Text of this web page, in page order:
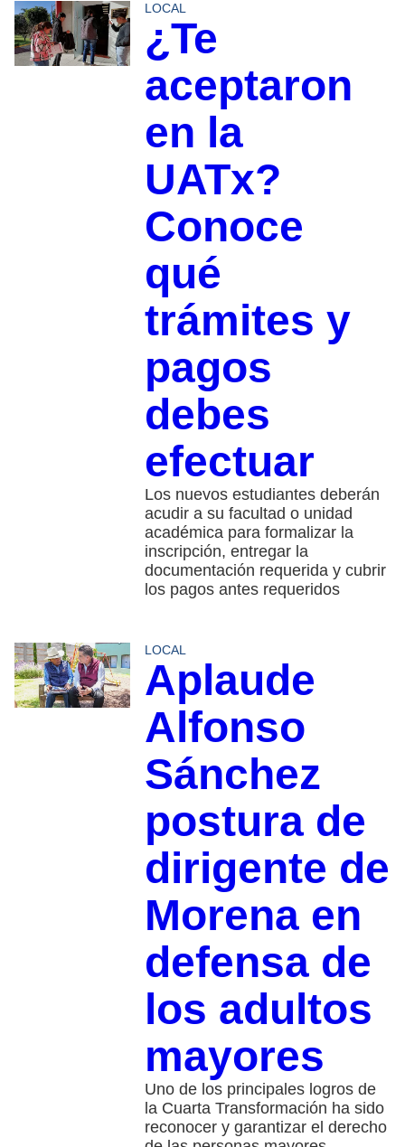
LOCAL
¿Te
aceptaron
en la
UATx?
Conoce
qué
trámites y
pagos
debes
efectuar
Los nuevos estudiantes deberán
acudir a su facultad o unidad
académica para formalizar la
inscripción, entregar la
documentación requerida y cubrir
los pagos antes requeridos
LOCAL
Aplaude
Alfonso
Sánchez
postura de
dirigente de
Morena en
defensa de
los adultos
mayores
Uno de los principales logros de
la Cuarta Transformación ha sido
reconocer y garantizar el derecho